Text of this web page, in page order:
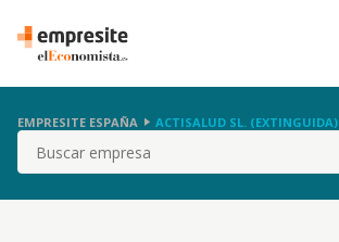
EMPRESITE ESPAÑA ACTISALUD SL. (EXTINGUIDA)
Buscar